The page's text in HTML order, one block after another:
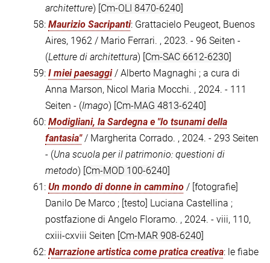
architetture) [Cm-OLI 8470-6240]
58: Maurizio Sacripanti: Grattacielo Peugeot, Buenos
Aires, 1962 / Mario Ferrari. , 2023. - 96 Seiten -
(Letture di architettura) [Cm-SAC 6612-6230]
59: I miei paesaggi/ Alberto Magnaghi ; a cura di
Anna Marson, Nicol Maria Mocchi. , 2024. - 111
Seiten - (Imago) [Cm-MAG 4813-6240]
60: Modigliani, la Sardegna e "lo tsunami della
fantasia"/ Margherita Corrado. , 2024. - 293 Seiten
- (Una scuola per il patrimonio: questioni di
metodo) [Cm-MOD 100-6240]
61: Un mondo di donne in cammino / [fotografie]
Danilo De Marco ; [testo] Luciana Castellina ;
postfazione di Angelo Floramo. , 2024. - viii, 110,
cxiii-cxviii Seiten [Cm-MAR 908-6240]
62: Narrazione artistica come pratica creativa: le fiabe